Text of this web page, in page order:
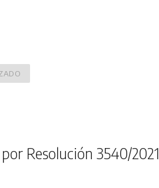
Resolución 3540/2021